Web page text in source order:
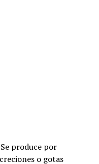
produce por
o gotas